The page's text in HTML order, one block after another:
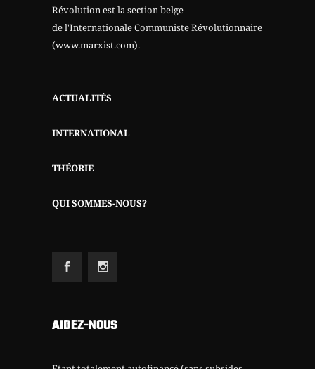
Révolution est la section belge
de l'Internationale Communiste Révolutionnaire
(www.marxist.com).
ACTUALITÉS
INTERNATIONAL
THÉORIE
QUI SOMMES-NOUS?
AIDEZ-NOUS